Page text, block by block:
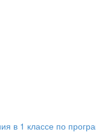
в 1 классе по